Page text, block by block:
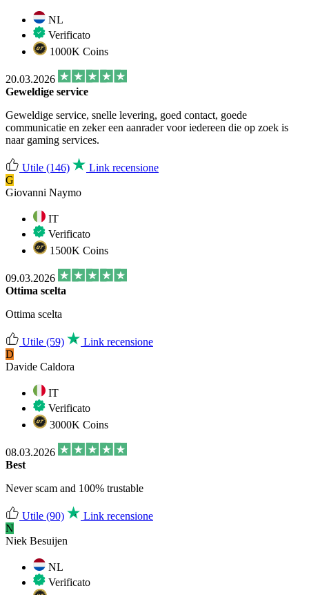
NL
Verificato
1000K Coins
20.03.2026
Geweldige service
Geweldige service, snelle levering, goed contact, goede
communicatie en zeker een aanrader voor iedereen die op zoek is
naar gaming services.
Utile (146)
Link recensione
G
Giovanni Naymo
IT
Verificato
1500K Coins
09.03.2026
Ottima scelta
Ottima scelta
Utile (59)
Link recensione
D
Davide Caldora
IT
Verificato
3000K Coins
08.03.2026
Best
Never scam and 100% trustable
Utile (90)
Link recensione
N
Niek Besuijen
NL
Verificato